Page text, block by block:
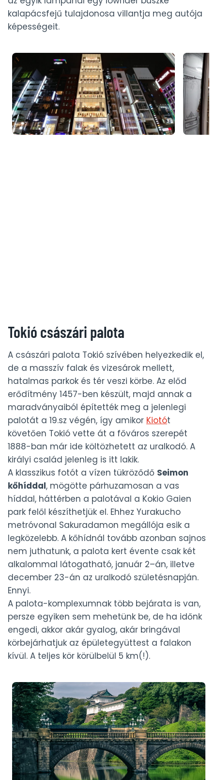
kalapácsfejű tulajdonosa villantja meg autója
képességeit.
Tokió császári palota
A császári palota Tokió szívében helyezkedik el,
de a masszív falak és vizesárok mellett,
hatalmas parkok és tér veszi körbe. Az előd
erődítmény 1457-ben készült, majd annak a
maradványaiból építették meg a jelenlegi
palotát a 19.sz végén, így amikor Kiotót
követően Tokió vette át a főváros szerepét
1888-ban már ide költözhetett az uralkodó. A
királyi család jelenleg is itt lakik.
A klasszikus fotót a vízen tükröződő Seimon
kőhíddal, mögötte párhuzamosan a vas
híddal, háttérben a palotával a Kokio Gaien
park felől készíthetjük el. Ehhez Yurakucho
metróvonal Sakuradamon megállója esik a
legközelebb. A kőhídnál tovább azonban sajnos
nem juthatunk, a palota kert évente csak két
alkalommal látogatható, január 2–án, illetve
december 23-án az uralkodó születésnapján.
Ennyi.
A palota-komplexumnak több bejárata is van,
persze egyiken sem mehetünk be, de ha időnk
engedi, akkor akár gyalog, akár bringával
körbejárhatjuk az épületegyüttest a falakon
kívül. A teljes kör körülbelül 5 km(!).